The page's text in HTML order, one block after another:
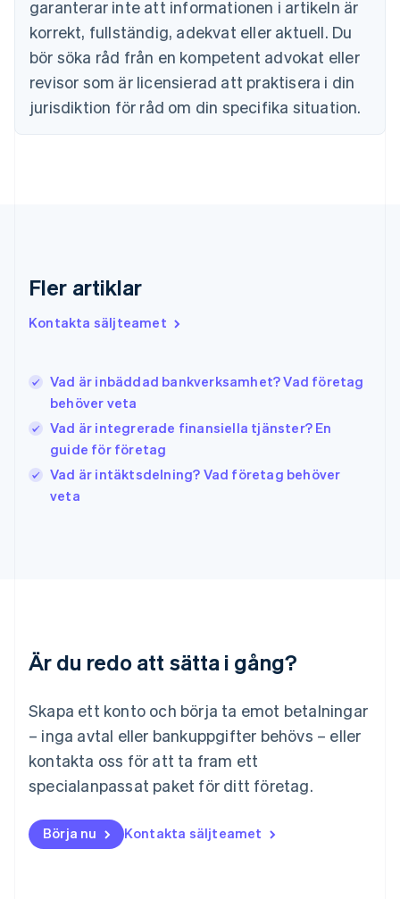
garanterar inte att informationen i artikeln är
korrekt, fullständig, adekvat eller aktuell. Du
bör söka råd från en kompetent advokat eller
revisor som är licensierad att praktisera i din
jurisdiktion för råd om din specifika situation.
Fler artiklar
Kontakta säljteamet
Vad är inbäddad bankverksamhet? Vad företag
behöver veta
Vad är integrerade finansiella tjänster? En
guide för företag
Vad är intäktsdelning? Vad företag behöver
veta
Är du redo att sätta i gång?
Skapa ett konto och börja ta emot betalningar
– inga avtal eller bankuppgifter behövs – eller
kontakta oss för att ta fram ett
specialanpassat paket för ditt företag.
Börja nu Kontakta säljteamet
Fastlandskina
简体中文English
Finland
Frankrike
FrançaisEnglish
English
English
Japan
日本語English
English Français
Kroatien
EnglishItaliano
Lettland
English简体中文
Malta
Mexiko
English
Nederländerna
NederlandsEnglish
Norge
Nya Zeeland
English
Polen